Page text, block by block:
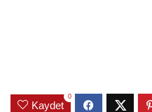
Kaydet
0